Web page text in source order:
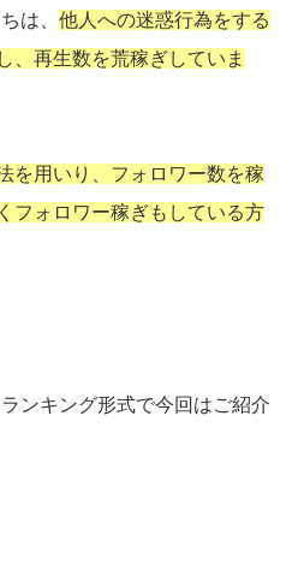
は、 他人への迷惑行為をする
、再生数を荒稼ぎしていま
を用いり、フォロワー数を稼
フォロワー稼ぎもしている方
ンキング形式で今回はご紹介